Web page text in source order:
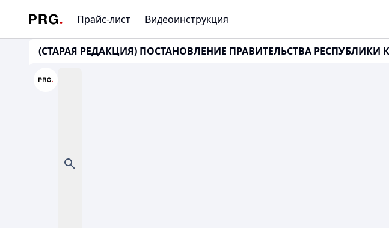
Прайс-лист Видеоинструкция
(СТАРАЯ РЕДАКЦИЯ) ПОСТАНОВЛЕНИЕ ПРАВИТЕЛЬСТВА РЕСПУБЛИКИ